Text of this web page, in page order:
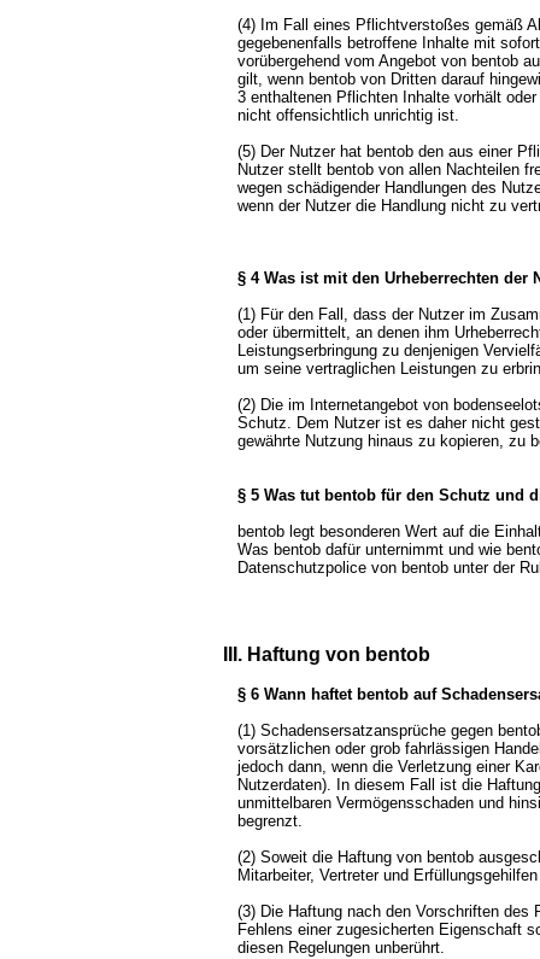
(4) Im Fall eines Pflichtverstoßes gemäß
gegebenenfalls betroffene Inhalte mit
vorübergehend vom Angebot von bentob
gilt, wenn bentob von Dritten darauf
3 enthaltenen Pflichten Inhalte vorhält
nicht offensichtlich unrichtig ist.
(5) Der Nutzer hat bentob den aus einer
Nutzer stellt bentob von allen Nachteilen
wegen schädigender Handlungen des
wenn der Nutzer die Handlung nicht zu
§ 4 Was ist mit den Urheberrechten der
(1) Für den Fall, dass der Nutzer im
oder übermittelt, an denen ihm
Leistungserbringung zu denjenigen
um seine vertraglichen Leistungen zu
(2) Die im Internetangebot von
Schutz. Dem Nutzer ist es daher nicht
gewährte Nutzung hinaus zu kopieren, zu
§ 5 Was tut bentob für den Schutz und
bentob legt besonderen Wert auf die
Was bentob dafür unternimmt und wie
Datenschutzpolice von bentob unter der
III. Haftung von bentob
§ 6 Wann haftet bentob auf
(1) Schadensersatzansprüche gegen
vorsätzlichen oder grob fahrlässigen
jedoch dann, wenn die Verletzung einer
Nutzerdaten). In diesem Fall ist die
unmittelbaren Vermögensschaden und
begrenzt.
(2) Soweit die Haftung von bentob
Mitarbeiter, Vertreter und
(3) Die Haftung nach den Vorschriften des
Fehlens einer zugesicherten Eigenschaft
diesen Regelungen unberührt.